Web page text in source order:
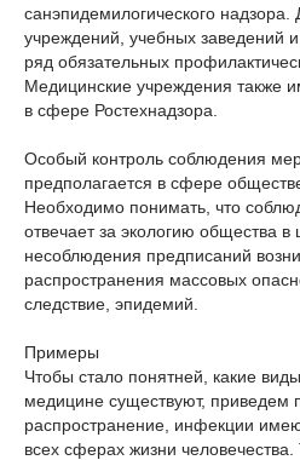
санэпидемилогического надзора.
учреждений, учебных заведений
ряд обязательных
Медицинские учреждения также
в сфере Ростехнадзора.
Особый контроль соблюдения
предполагается в сфере
Необходимо понимать, что
отвечает за экологию общества
несоблюдения предписаний
распространения массовых
следствие, эпидемий.
Примеры
Чтобы стало понятней, какие
медицине существуют, приведем
распространение, инфекции
всех сферах жизни человечества.